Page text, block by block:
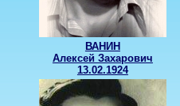
ВАНИН
Алексей Захарович
13.02.1924